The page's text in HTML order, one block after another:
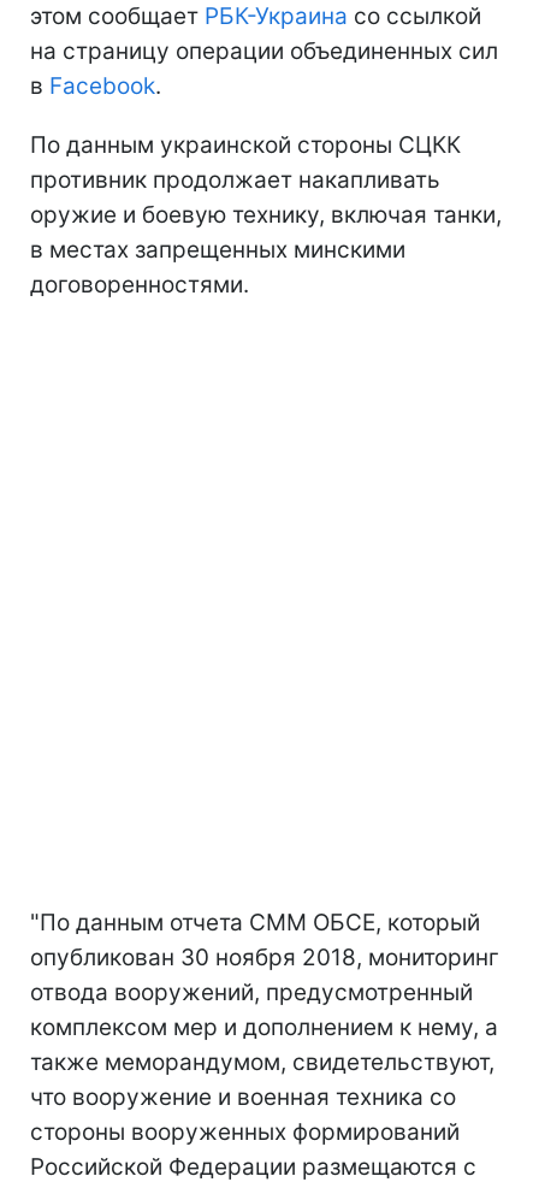
этом сообщает РБК-Украина со ссылкой
на страницу операции объединенных сил
в Facebook.
По данным украинской стороны СЦКК
противник продолжает накапливать
оружие и боевую технику, включая танки,
в местах запрещенных минскими
договоренностями.
"По данным отчета СММ ОБСЕ, который
опубликован 30 ноября 2018, мониторинг
отвода вооружений, предусмотренный
комплексом мер и дополнением к нему, а
также меморандумом, свидетельствуют,
что вооружение и военная техника со
стороны вооруженных формирований
Российской Федерации размещаются с